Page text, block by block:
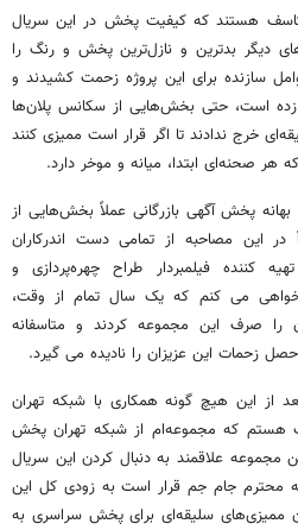
هستند که کیفیت پخش در این سریال
دیگر بدترین و نازل‌ترین پخش و رنگ را
سازنده برای این پروژه زحمت کشیدند و
زده است، حتی بخش‌هایی از سکانس پلان‌ها
خرج ندادند تا اگر قرار است ممیزی کنند
صحنه‌ای ابتدا، میانه و موخر دارد.
بهانه پخش آگهی بازرگانی عملاً بخش‌هایی از
این مصاحبه از تمامی دست اندرکاران
کننده فیلمبردار طراح چهره‌پردازی و
می کنم که یک سال تمام از وقت،
صرف این مجموعه کردند و متاسفانه
زحمات این عزیزان را نادیده می گیرد.
بعد از این هیچ گونه همکاری با شبکه تهران
هستم که مجموعه‌ام از شبکه تهران پخش
مجموعه علاقمند به دنبال کردن این سریال
محترم جام جم قرار است به زودی کل این
ممیزی‌های سلیقه‌ای برای پخش سراسری به